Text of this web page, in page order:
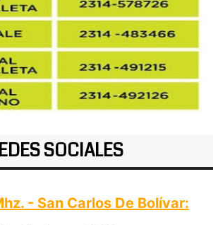
SOCIALES
- San Carlos De Bolívar: